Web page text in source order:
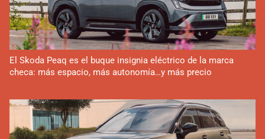
El Skoda Peaq es el buque insignia eléctrico de la marca
checa: más espacio, más autonomía…y más precio